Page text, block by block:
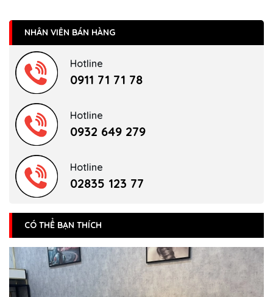
NHÂN VIÊN BÁN HÀNG
Hotline
0911 71 71 78
Hotline
0932 649 279
Hotline
02835 123 77
CÓ THỂ BẠN THÍCH